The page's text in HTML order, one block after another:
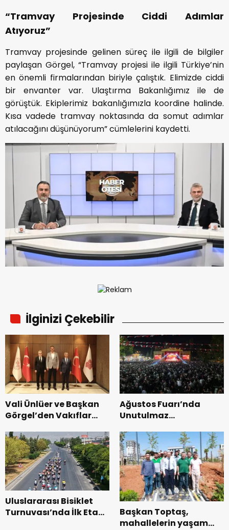
“Tramvay Projesinde Ciddi Adımlar
Atıyoruz”
Tramvay projesinde gelinen süreç ile ilgili de bilgiler
paylaşan Görgel, “Tramvay projesi ile ilgili Türkiye’nin
en önemli firmalarından biriyle çalıştık. Elimizde ciddi
bir envanter var. Ulaştırma Bakanlığımız ile de
görüştük. Ekiplerimiz bakanlığımızla koordine halinde.
Kısa vadede tramvay noktasında da somut adımlar
atılacağını düşünüyorum” cümlelerini kaydetti.
İlginizi Çekebilir
Vali Ünlüer ve Başkan
Görgel’den Vakıflar
ziyaret.
Ağustos Fuarı’nda
Unutulmaz
Uluslararası Bisiklet
Turnuvası’nda İlk Etap
Başkan Toptaş,
mahallelerin yaşam